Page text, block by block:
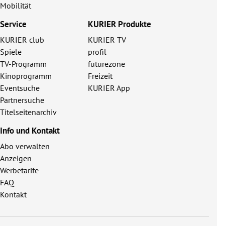
Mobilität
Service
KURIER club
Spiele
TV-Programm
Kinoprogramm
Eventsuche
Partnersuche
Titelseitenarchiv
KURIER Produkte
KURIER TV
profil
futurezone
Freizeit
KURIER App
Info und Kontakt
Abo verwalten
Anzeigen
Werbetarife
FAQ
Kontakt